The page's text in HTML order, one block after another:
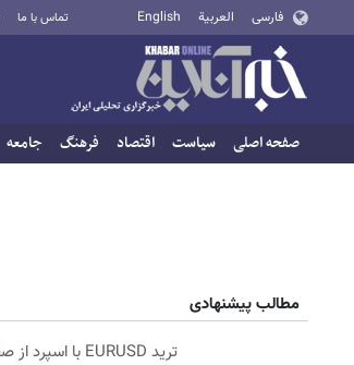
فارسی العربية English تماس با ما
صفحه اصلی سیاست اقتصاد فرهنگ جامعه
مطالب پیشنهادی
ترید EURUSD با اسپرد از صفر پیپ